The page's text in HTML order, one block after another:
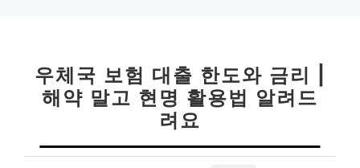
우체국 보험 대출 한도와 금리 |
해약 말고 현명 활용법 알려드
려요